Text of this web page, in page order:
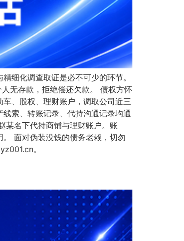
细化调查取证是必不可少的环节。
无存款，拒绝偿还欠款。 债权方怀
、股权、理财账户，调取公司近三
索、转账记录、代持沟通记录均通
某名下代持商铺与理财账户。账
面对伪装没钱的债务老赖，切勿
。